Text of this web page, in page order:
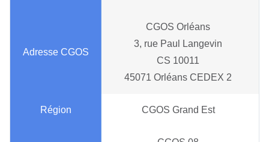
CGOS Orléans
3, rue Paul Langevin
CS 10011
45071 Orléans CEDEX 2
CGOS Grand Est